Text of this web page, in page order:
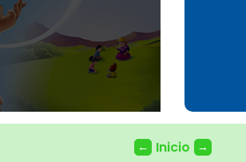
← Inicio →